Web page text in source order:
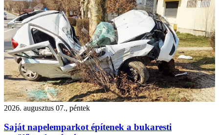
2026. augusztus 07., péntek
Saját napelemparkot építenek a bukaresti